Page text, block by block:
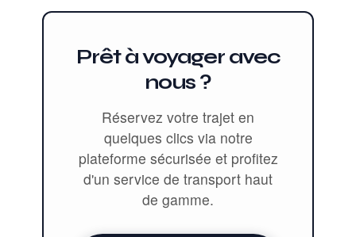
Prêt à voyager avec
nous ?
Réservez votre trajet en
quelques clics via notre
plateforme sécurisée et profitez
d'un service de transport haut
de gamme.